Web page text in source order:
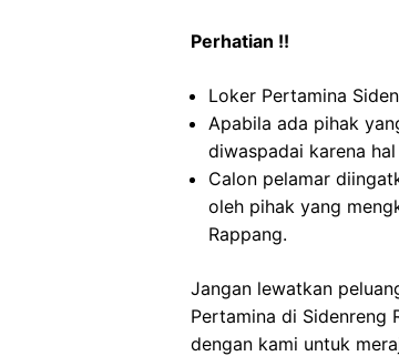
Perhatian !!
Loker Pertamina
Apabila ada pihak
diwaspadai karena
Calon pelamar
oleh pihak yang
Rappang.
Jangan lewatkan
Pertamina di Sidenreng
dengan kami untuk